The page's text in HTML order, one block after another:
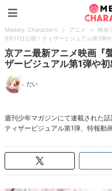
Medery. Character's > アニメ > 映画
9月17日公開！ティザービジュアル第1弾
京アニ最新アニメ映画『
ザービジュアル第1弾や
だい
週刊少年マガジンにて連載された
ティザービジュアル第1弾、特報動